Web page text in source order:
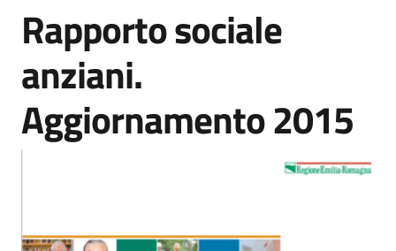
Dati
Studi
e
analisi
Salta al contenuto
Rapporto sociale
anziani.
Aggiornamento 2015